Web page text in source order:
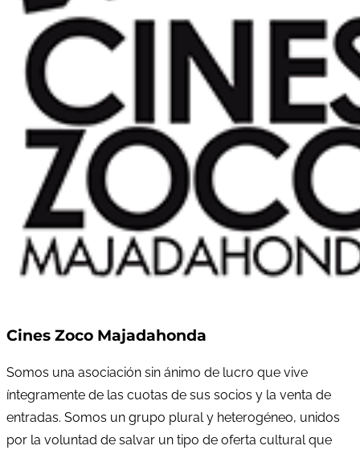
Cines Zoco Majadahonda
Somos una asociación sin ánimo de lucro que vive
íntegramente de las cuotas de sus socios y la venta de
entradas. Somos un grupo plural y heterogéneo, unidos
por la voluntad de salvar un tipo de oferta cultural que